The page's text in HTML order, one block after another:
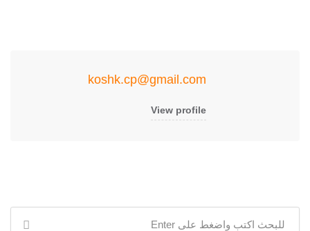
koshk.cp@gmail.com
View profile